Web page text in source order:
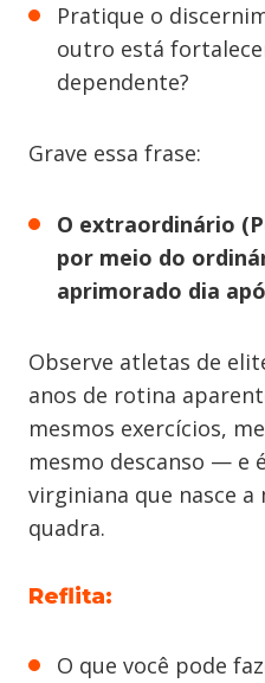
Pratique o
outro está
dependente?
Grave essa frase:
O extraordinário
por meio do
aprimorado dia
Observe atletas de
anos de rotina
mesmos exercícios,
mesmo descanso — e
virginiana que nasce a
quadra.
Reflita:
O que você pode